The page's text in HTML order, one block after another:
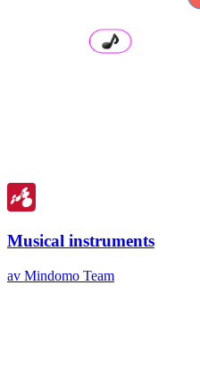
Musical instruments
av Mindomo Team